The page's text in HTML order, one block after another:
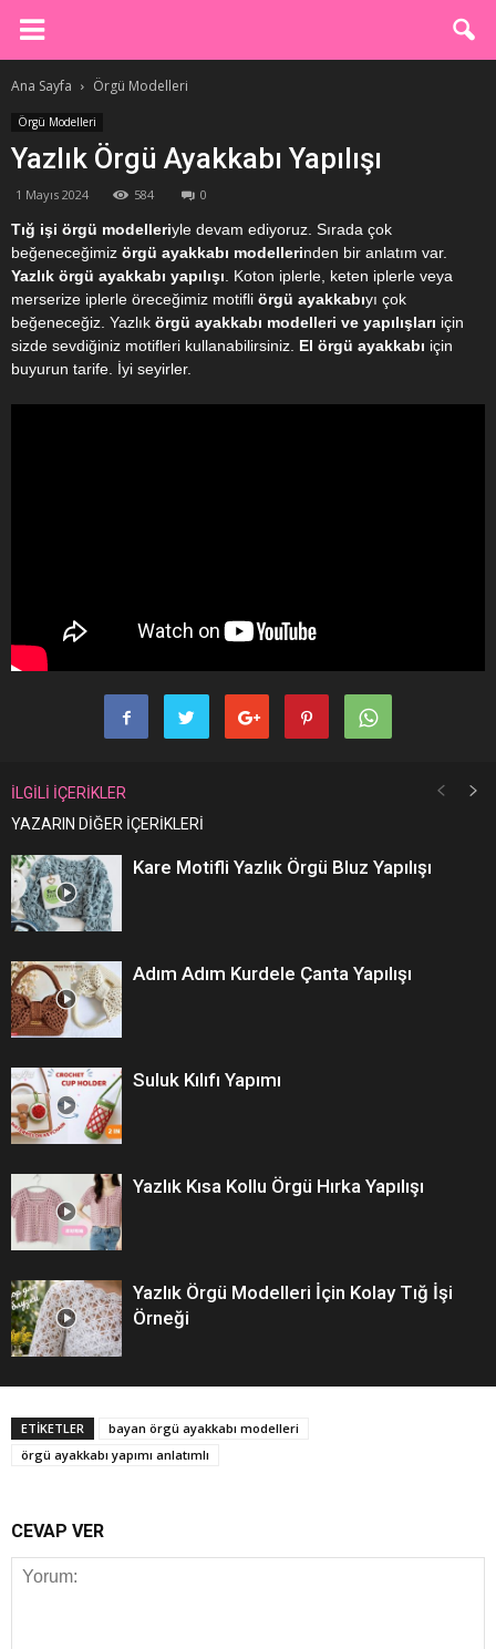
Ana Sayfa Örgü Modelleri
Örgü Modelleri
Yazlık Örgü Ayakkabı Yapılışı
1 Mayıs 2024 584 0
Tığ işi örgü modelleriyle devam ediyoruz. Sırada çok
beğeneceğimiz örgü ayakkabı modellerinden bir anlatım var.
Yazlık örgü ayakkabı yapılışı . Koton iplerle, keten iplerle veya
merserize iplerle öreceğimiz motifli örgü ayakkabıyı çok
beğeneceğiz. Yazlık örgü ayakkabı modelleri ve yapılışları için
sizde sevdiğiniz motifleri kullanabilirsiniz. El örgü ayakkabı için
buyurun tarife. İyi seyirler.
İLGİLİ İÇERİKLER
YAZARIN DİĞER İÇERİKLERİ
Kare Motifli Yazlık Örgü Bluz Yapılışı
Adım Adım Kurdele Çanta Yapılışı
Suluk Kılıfı Yapımı
Yazlık Kısa Kollu Örgü Hırka Yapılışı
Yazlık Örgü Modelleri İçin Kolay Tığ İşi
Örneği
ETİKETLER
bayan örgü ayakkabı modelleri
örgü ayakkabı yapımı anlatımlı
CEVAP VER